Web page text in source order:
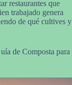
restaurantes que
trabajado genera
de qué cultives y
de Composta para